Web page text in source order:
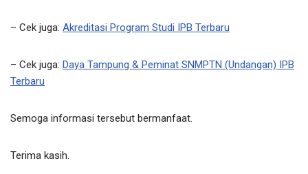
– Cek juga: Akreditasi Program Studi IPB Terbaru
– Cek juga: Daya Tampung & Peminat SNMPTN (Undangan) IPB
Terbaru
Semoga informasi tersebut bermanfaat.
Terima kasih.